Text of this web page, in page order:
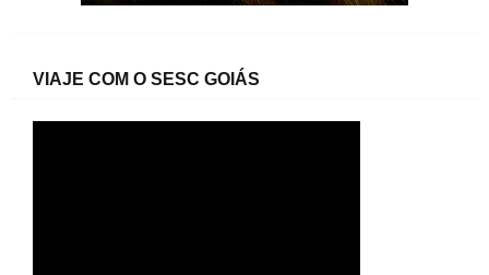
VIAJE COM O SESC GOIÁS